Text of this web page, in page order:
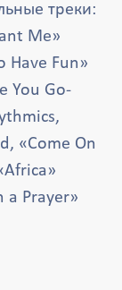
треки:
Me»
Have Fun»
You Go-
«Come On
a Prayer»